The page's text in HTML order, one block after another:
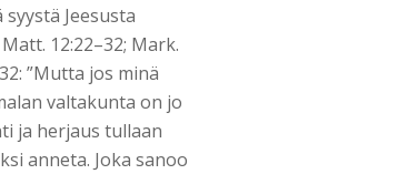
Jeesusta
12:22–32; Mark.
”Mutta jos minä
valtakunta on jo
ja herjaus tullaan
anneta. Joka sanoo